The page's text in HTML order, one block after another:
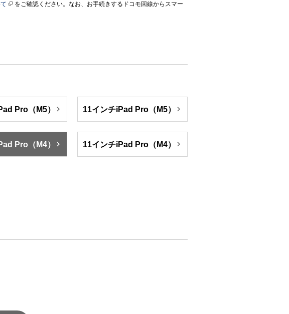
をご確認ください。なお、お手続きするドコモ回線からスマー
Pro（M5）  11インチiPad Pro（M5） 
Pro（M4）  11インチiPad Pro（M4） 